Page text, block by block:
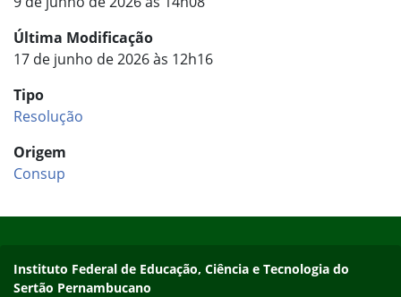
Última Modificação
17 de junho de 2026 às 12h16
Tipo
Resolução
Origem
Consup
Endereço
Instituto Federal de Educação, Ciência e Tecnologia do
Sertão Pernambucano